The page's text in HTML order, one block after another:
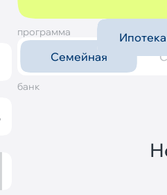
Ипотека
программа
Семейная
банк